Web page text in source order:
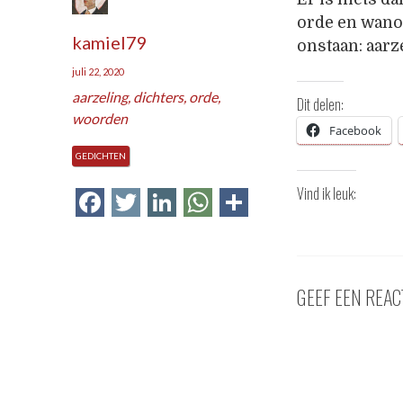
kamiel79
juli 22, 2020
aarzeling, dichters, orde,
woorden
GEDICHTEN
Facebook
Twitter
LinkedInWhatsApp
Delen
orde en
onstaan:
Dit delen:
Facebook
Vind ik leuk:
GEEF EEN